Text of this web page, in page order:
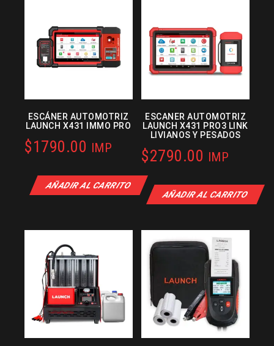
ESCÁNER AUTOMOTRIZ
LAUNCH X431 IMMO PRO
$1790.00 IMP
AÑADIR AL CARRITO
ESCANER AUTOMOTRIZ
LAUNCH X431 PRO3 LINK
LIVIANOS Y PESADOS
$2790.00 IMP
AÑADIR AL CARRITO